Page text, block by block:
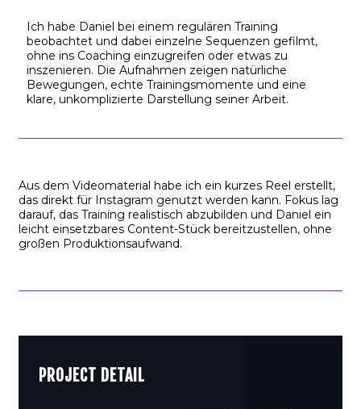
Ich habe Daniel bei einem regulären Training
beobachtet und dabei einzelne Sequenzen gefilmt,
ohne ins Coaching einzugreifen oder etwas zu
inszenieren. Die Aufnahmen zeigen natürliche
Bewegungen, echte Trainingsmomente und eine
klare, unkomplizierte Darstellung seiner Arbeit.
Aus dem Videomaterial habe ich ein kurzes Reel erstellt,
das direkt für Instagram genutzt werden kann. Fokus lag
darauf, das Training realistisch abzubilden und Daniel ein
leicht einsetzbares Content-Stück bereitzustellen, ohne
großen Produktionsaufwand.
PROJECT DETAIL